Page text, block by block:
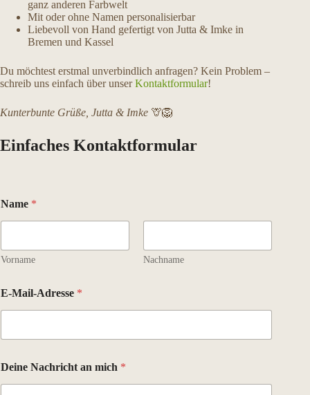
ganz anderen Farbwelt
Mit oder ohne Namen personalisierbar
Liebevoll von Hand gefertigt von Jutta & Imke in
Bremen und Kassel
Du möchtest erstmal unverbindlich anfragen? Kein Problem –
schreib uns einfach über unserKontaktformular!
Kunterbunte Grüße, Jutta & Imke 🦒🦁
Einfaches Kontaktformular
Name *
Vorname Nachname
-
M
i
-
A
d
E-Mail-Adresse *
Deine Nachricht an mich *